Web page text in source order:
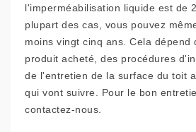
l'imperméabilisation liquide est de
plupart des cas, vous pouvez
moins vingt cinq ans. Cela dépend
produit acheté, des procédures
de l'entretien de la surface du toit
qui vont suivre. Pour le bon
contactez-nous.